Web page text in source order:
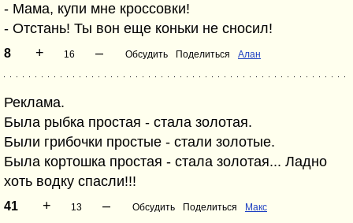
- Мама, купи мне кроссовки!
- Отстань! Ты вон еще коньки не сносил!
8 + 16 – Обсудить Поделиться Алан
Реклама.
Была рыбка простая - стала золотая.
Были грибочки простые - стали золотые.
Была кортошка простая - стала золотая... Ладно
хоть водку спасли!!!
41 + 13 – Обсудить Поделиться Макс